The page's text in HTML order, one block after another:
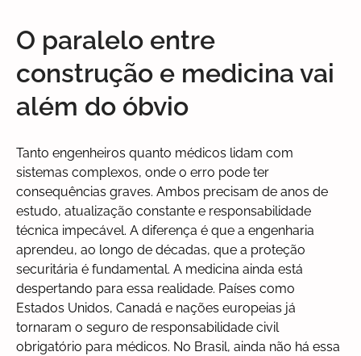
O paralelo entre
construção e medicina vai
além do óbvio
Tanto engenheiros quanto médicos lidam com
sistemas complexos, onde o erro pode ter
consequências graves. Ambos precisam de anos de
estudo, atualização constante e responsabilidade
técnica impecável. A diferença é que a engenharia
aprendeu, ao longo de décadas, que a proteção
securitária é fundamental. A medicina ainda está
despertando para essa realidade. Países como
Estados Unidos, Canadá e nações europeias já
tornaram o seguro de responsabilidade civil
obrigatório para médicos. No Brasil, ainda não há essa